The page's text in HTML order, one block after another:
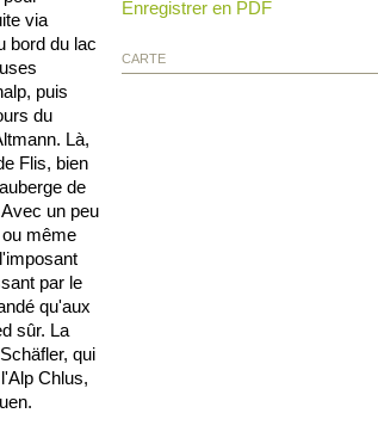
via
bord du lac
puis
du
Là,
Flis, bien
de
un peu
même
par le
qu'aux
sûr. La
qui
Chlus,
Enregistrer en PDF
CARTE